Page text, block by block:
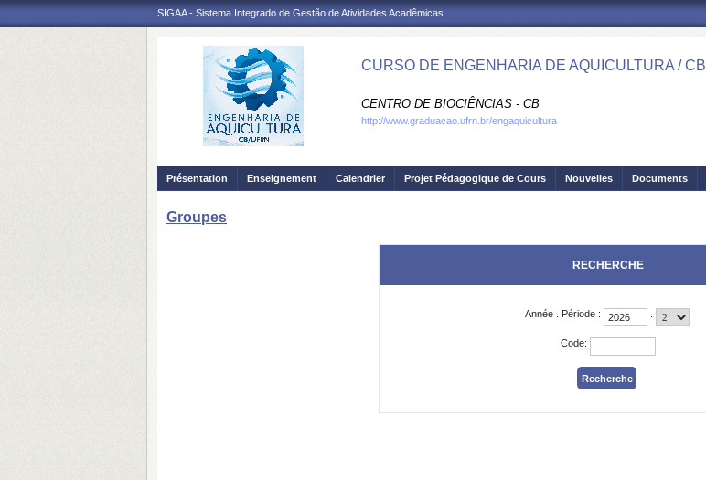
SIGAA - Sistema Integrado de Gestão de Atividades Acadêmicas
CURSO DE ENGENHARIA DE AQUICULTURA / CB
CENTRO DE BIOCIÊNCIAS - CB
http://www.graduacao.ufrn.br/engaquicultura
Présentation Enseignement Calendrier Projet Pédagogique de Cours Nouvelles Documents
Groupes
RECHERCHE
Année. Période:
Code: